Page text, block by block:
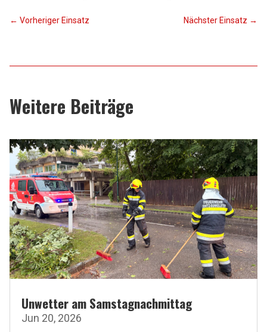
← Vorheriger Einsatz Nächster Einsatz →
Weitere Beiträge
Unwetter am Samstagnachmittag
Jun 20, 2026